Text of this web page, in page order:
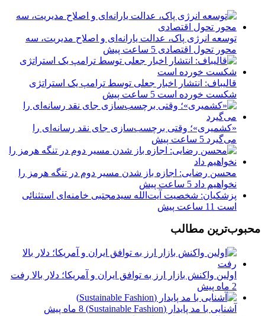
توسعه انرژی پاک، عدالت یارانه‌ای و اصلاح مدیریت، سه
محور تحول اقتصادی 5 ساعت پیش
قالیباف: انتشار اخبار جعلی توسط ترامپ یک استراتژی
شکست خورده است 5 ساعت پیش
«کشمیری»؛ وقتی برچسب‌سازی جای نقد رسانه‌ای را
می‌گیرد 5 ساعت پیش
محسن رضایی: اجازه باز شدن مسیر دوم در تنگه هرمز را
نخواهیم داد 5 ساعت پیش
پزشکیان: شخصیت آیت‌الله سیدمجتبی خامنه‌ای استثنائی
است 11 ساعت پیش
محبوب‌ترین مطالب
اولین واکنش بازار ارز به توافق ایران و آمریکا؛ دلار بالا رفت
2 ماه پیش
آشنایی با مد پایدار (Sustainable Fashion)
8 ماه پیش